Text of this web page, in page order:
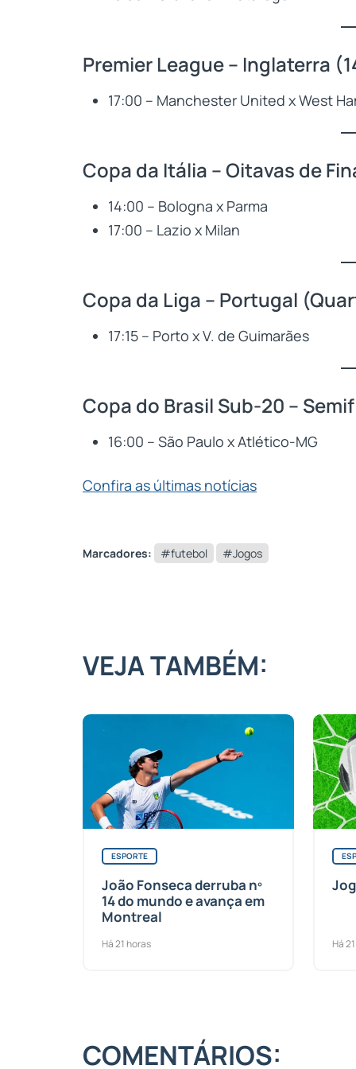
Premier League – Inglaterra
17:00 – Manchester United x West
Copa da Itália – Oitavas de
14:00 – Bologna x Parma
17:00 – Lazio x Milan
Copa da Liga – Portugal
17:15 – Porto x V. de Guimarães
Copa do Brasil Sub-20 –
16:00 – São Paulo x Atlético-MG
Confira as últimas notícias
Marcadores: #futebol #Jogos
VEJA TAMBÉM:
ESPORTE
João Fonseca derruba nº
14 do mundo e avança em
Montreal
Há 21 horas Há
COMENTÁRIOS: